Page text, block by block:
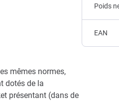
mêmes normes,
dotés de la
présentant (dans de
Poids
EAN